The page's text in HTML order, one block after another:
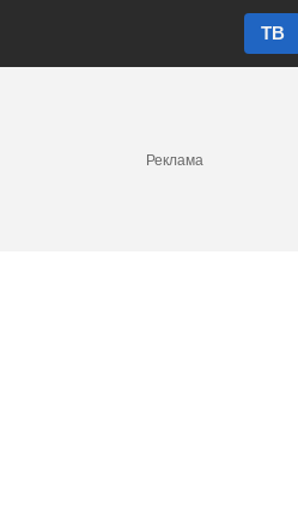
ТВ
Реклама